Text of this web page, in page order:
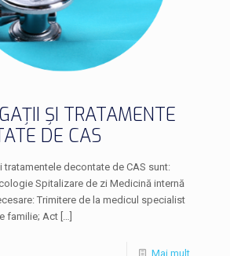
ȘI TRATAMENTE
DE CAS
tratamentele decontate de CAS sunt:
Spitalizare de zi Medicină internă
Trimitere de la medicul specialist
familie; Act[…]
Mai mult...